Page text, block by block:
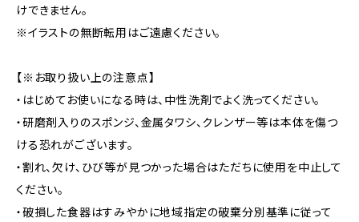
けできません。
※イラストの無断転用はご遠慮ください。
【※お取り扱い上の注意点】
・はじめてお使いになる時は、中性洗剤でよく洗ってください。
・研磨剤入りのスポンジ、金属タワシ、クレンザー等は本体を傷つ
ける恐れがございます。
・割れ、欠け、ひび等が見つかった場合はただちに使用を中止して
ください。
・破損した食器はすみやかに地域指定の破棄分別基準に従って